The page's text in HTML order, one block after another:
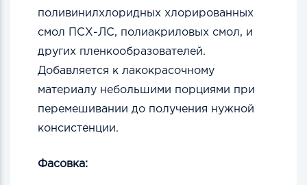
поливинилхлоридных хлорированных
смол ПСХ-ЛС, полиакриловых смол, и
других пленкообразователей.
Добавляется к лакокрасочному
материалу небольшими порциями при
перемешивании до получения нужной
консистенции.
Фасовка: